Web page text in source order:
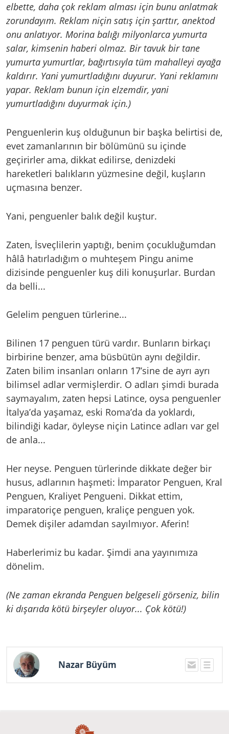
elbette, daha çok reklam alması için bunu anlatmak
zorundayım. Reklam niçin satış için şarttır, anektod
onu anlatıyor. Morina balığı milyonlarca yumurta
salar, kimsenin haberi olmaz. Bir tavuk bir tane
yumurta yumurtlar, bağırtısıyla tüm mahalleyi ayağa
kaldırır. Yani yumurtladığını duyurur. Yani reklamını
yapar. Reklam bunun için elzemdir, yani
yumurtladığını duyurmak için.)
Penguenlerin kuş olduğunun bir başka belirtisi de,
evet zamanlarının bir bölümünü su içinde
geçirirler ama, dikkat edilirse, denizdeki
hareketleri balıkların yüzmesine değil, kuşların
uçmasına benzer.
Yani, penguenler balık değil kuştur.
Zaten, İsveçlilerin yaptığı, benim çocukluğumdan
hâlâ hatırladığım o muhteşem Pingu anime
dizisinde penguenler kuş dili konuşurlar. Burdan
da belli...
Gelelim penguen türlerine...
Bilinen 17 penguen türü vardır. Bunların birkaçı
birbirine benzer, ama büsbütün aynı değildir.
Zaten bilim insanları onların 17’sine de ayrı ayrı
bilimsel adlar vermişlerdir. O adları şimdi burada
saymayalım, zaten hepsi Latince, oysa penguenler
İtalya’da yaşamaz, eski Roma’da da yoklardı,
bilindiği kadar, öyleyse niçin Latince adları var gel
de anla...
Her neyse. Penguen türlerinde dikkate değer bir
husus, adlarının haşmeti: İmparator Penguen, Kral
Penguen, Kraliyet Pengueni. Dikkat ettim,
imparatoriçe penguen, kraliçe penguen yok.
Demek dişiler adamdan sayılmıyor. Aferin!
Haberlerimiz bu kadar. Şimdi ana yayınımıza
dönelim.
(Ne zaman ekranda Penguen belgeseli görseniz, bilin
ki dışarıda kötü birşeyler oluyor... Çok kötü!)
Nazar Büyüm